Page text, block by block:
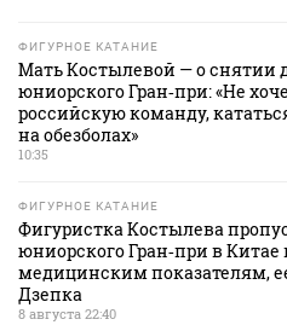
ФИГУРНОЕ КАТАНИЕ
Мать Костылевой — о снятии
юниорского Гран‑при: «Не
российскую команду,
на обезболах»
10:35
ФИГУРНОЕ КАТАНИЕ
Фигуристка Костылева
юниорского Гран‑при в Китае
медицинским показателям,
Дзепка
8 августа 22:40